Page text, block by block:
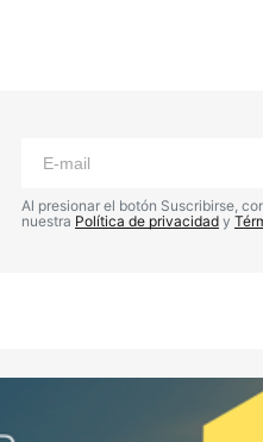
Al presionar el botón Suscribirse,
nuestra Política de privacidad y